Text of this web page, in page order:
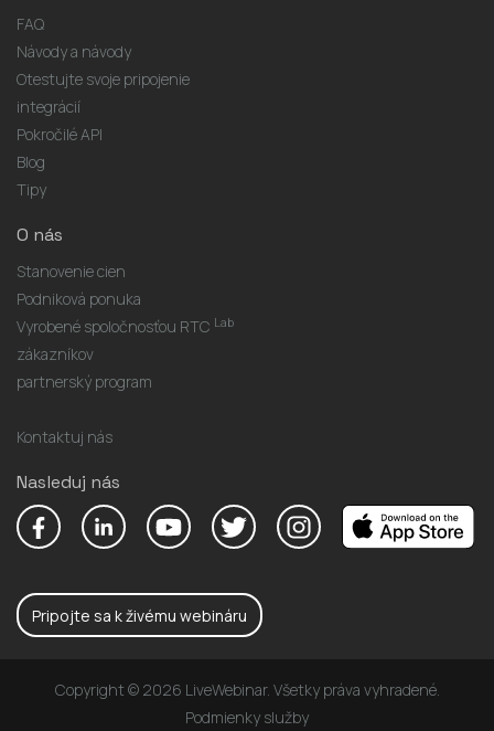
FAQ
Návody a návody
Otestujte svoje pripojenie
integrácií
Pokročilé API
Blog
Tipy
O nás
Stanovenie cien
Podniková ponuka
Vyrobené spoločnosťou RTC Lab
zákazníkov
partnerský program
Kontaktuj nás
Nasleduj nás
Pripojte sa k živému webináru
Copyright © 2026 LiveWebinar. Všetky práva vyhradené.
Podmienky služby